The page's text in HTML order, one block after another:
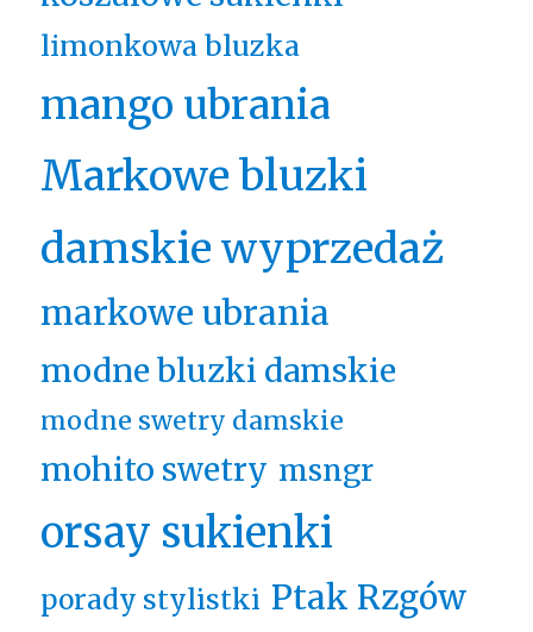
limonkowa bluzka
mango ubrania
Markowe bluzki
damskie wyprzedaż
markowe ubrania
modne bluzki damskie
modne swetry damskie
mohito swetry msngr
orsay sukienki
porady stylistki Ptak Rzgów